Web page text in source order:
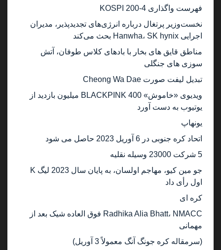
فهرست واگذاری KOSPI 200-4
نخست‌وزیر پرتغال درباره انرژی‌های تجدیدپذیر، مدیران
اجرایی Hanwha، SK hynix بحث می‌کند
مناطق قایق های بخار با بادهای کلاس طوفان، آتش
سوزی های جنگلی
تبدیل لیفت صورت Cheong Wa Dae
ویدیوی «خاموش» BLACKPINK 400 میلیون بازدید از
یوتیوب به دست آورد
یونهاپ
اتحاد کره جنوبی در 6 آوریل 2023 حاصل می شود
5 شرکت 23000 وسیله نقلیه
جو مین کیو، مهاجم اولسان، به پایان سال 2023 لیگ K
اول رأی داد
کره ای
Radhika Alia Bhatt، NMACC فوق العاده شیک بعد از
مهمانی
(سرمقاله کره جونگ آنگ معمولاً 3 آوریل)